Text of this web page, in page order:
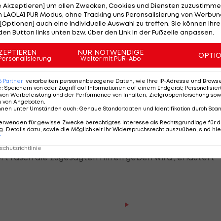
rechtlich geboten waren."
transparent vorgehen möchten, haben wirdas
Wenn jemand der Ansicht ist, dass wir
selbstverständlich frei, entsprechende Schritte zu
Vorgaben - die Gesamtheit aller 2.150
vertreten.
gibt und nicht alle Interessen auf einen Nenner
es aber derzeit nicht nur im Fußball. Umso
rasch die zugesagten Hilfen geben wird", erläutert
Akzeptieren] um allen Zwecken, Cookies und Diensten
PUR Modus, ohne Tracking uns Peronsalisierung von
auch eine individuelle Auswahl zu treffen. Sie können
Button links unten bzw. über den Link in der Fußzeile anpassen.
NUR NOTWENDIGE
Weiter mit PUR-Abo
Partner verarbeiten personenbezogene Daten, wie Ihre IP-Adresse und
: Speichern von oder Zugriff auf Informationen auf einem Endgerät;
Werbeleistung und der Performance von Inhalten, Zielgruppenforschung
von Angeboten.
unter Umständen auch: Genaue Standortdaten und Identifikation durch
für gewisse Zwecke berechtigtes Interesse als Rechtsgrundlage für
Details dazu, sowie die Möglichkeit Ihr Widerspruchsrecht auszuüben, sind